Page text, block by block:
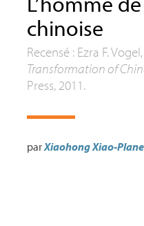
chinoise
Recensé : Ezra F. Vogel,
Transformation of
Press, 2011.
parXiaohong Xiao-